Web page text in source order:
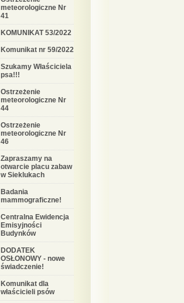
meteorologiczne Nr
41
KOMUNIKAT 53/2022
Komunikat nr 59/2022
Szukamy Właściciela
psa!!!
Ostrzeżenie
meteorologiczne Nr
44
Ostrzeżenie
meteorologiczne Nr
46
Zapraszamy na
otwarcie placu zabaw
w Sieklukach
Badania
mammograficzne!
Centralna Ewidencja
Emisyjności
Budynków
DODATEK
OSŁONOWY - nowe
świadczenie!
Komunikat dla
właścicieli psów